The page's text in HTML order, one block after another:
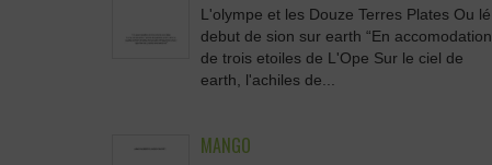
L'olympe et les Douze Terres Plates Ou lé
debut de sion sur earth “En accomodation
de trois etoiles de L'Ope Sur le ciel de
earth, l'achiles de...
MANGO